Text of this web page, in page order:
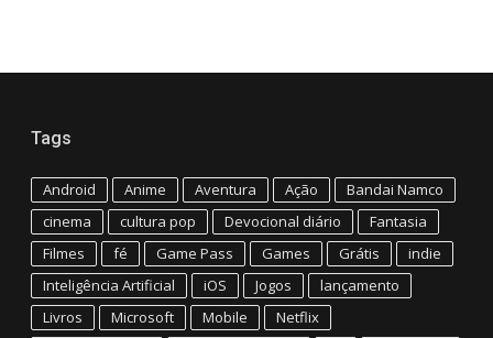
Tags
Android Anime Aventura Ação
Bandai Namco
cinema
cultura pop Devocional diário
Fantasia
Filmes
fé Game Pass Games Grátis
indie
Inteligência Artificial
iOS Jogos
lançamento
Livros
Microsoft Mobile
Netflix